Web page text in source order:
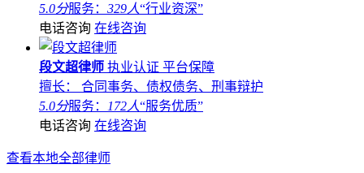
5.0分服务： 329人“行业资深”
电话咨询 在线咨询
段文超律师 执业认证 平台保障
擅长： 合同事务、债权债务、刑事辩护
5.0分服务： 172人“服务优质”
电话咨询 在线咨询
查看本地全部律师